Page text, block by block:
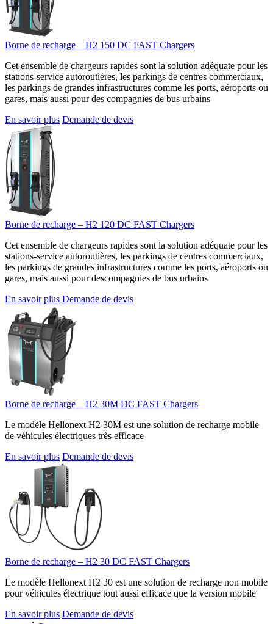
Borne de recharge – H2 150 DC FAST Chargers
Cet ensemble de chargeurs rapides sont la solution adéquate pour les
stations-service autoroutières, les parkings de centres commerciaux,
les parkings de grandes infrastructures comme les ports, aéroports ou
gares, mais aussi pour des compagnies de bus urbains
En savoir plus Demande de devis
Borne de recharge – H2 120 DC FAST Chargers
Cet ensemble de chargeurs rapides sont la solution adéquate pour les
stations-service autoroutières, les parkings de centres commerciaux,
les parkings de grandes infrastructures comme les ports, aéroports ou
gares, mais aussi pour descompagnies de bus urbains
En savoir plus Demande de devis
Borne de recharge – H2 30M DC FAST Chargers
Le modèle Hellonext H2 30M est une solution de recharge mobile
de véhicules électriques très efficace
En savoir plus Demande de devis
Borne de recharge – H2 30 DC FAST Chargers
Le modèle Hellonext H2 30 est une solution de recharge non mobile
pour véhicules électrique tout aussi efficace que la version mobile
En savoir plus Demande de devis